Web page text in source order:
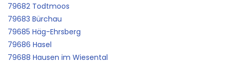
79682 Todtmoos
79683 Bürchau
79685 Häg-Ehrsberg
79686 Hasel
79688 Hausen im Wiesental